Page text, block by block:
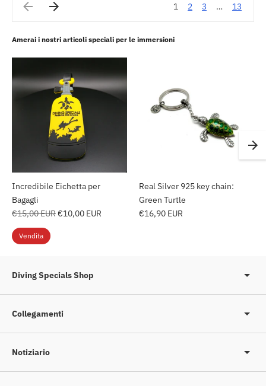
1 2 3 … 13
Amerai i nostri articoli speciali per le immersioni
Incredibile Eichetta per
Bagagli
Prezzo
regolare
€15,00 EUR€10,00 EUR
Vendita
Real Silver 925 key chain:
Green Turtle
€16,90 EUR
Diving Specials Shop
Collegamenti
Notiziario